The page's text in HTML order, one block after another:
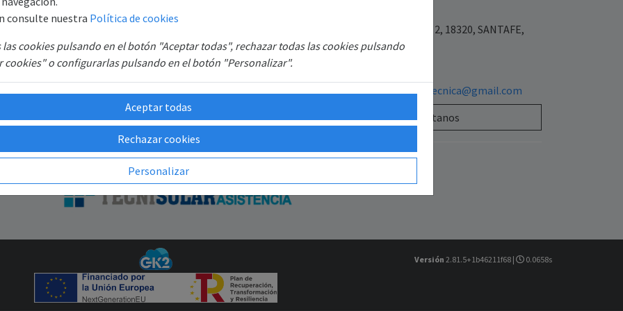
Recuperar contraseña
Placeta las flores 3 bajo 2, 18320, SANTAFE,
GRANADA, ESPAÑA
sattecnisolarasistenciatecnica@gmail.com
Contáctanos
Versión 2.81.5+1b46211f68 | 0.0658s
consulte nuestra Política de cookies
las cookies pulsando en el botón "Aceptar todas", rechazar todas las cookies pulsando
cookies" o configurarlas pulsando en el botón "Personalizar".
Aceptar todas
Rechazar cookies
Personalizar